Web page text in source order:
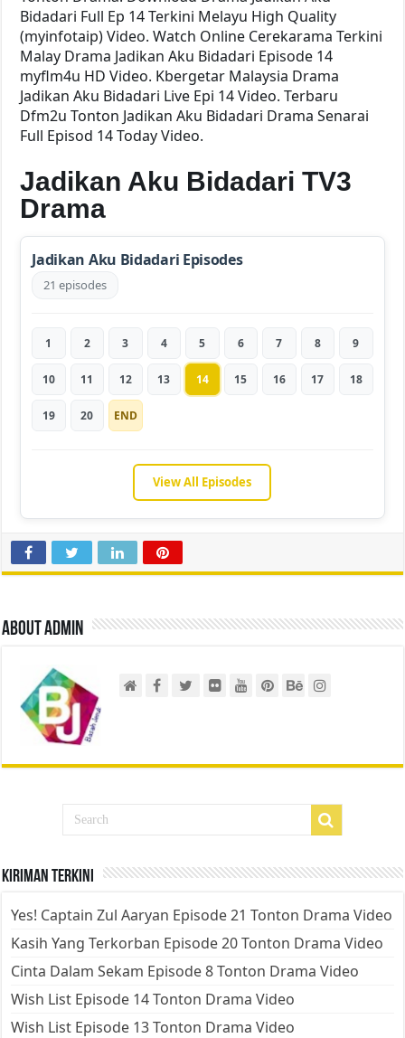
Bidadari Full Ep 14 Terkini Melayu High Quality
(myinfotaip) Video. Watch Online Cerekarama Terkini
Malay Drama Jadikan Aku Bidadari Episode 14
myflm4u HD Video. Kbergetar Malaysia Drama
Jadikan Aku Bidadari Live Epi 14 Video. Terbaru
Dfm2u Tonton Jadikan Aku Bidadari Drama Senarai
Full Episod 14 Today Video.
Jadikan Aku Bidadari TV3
Drama
Jadikan Aku Bidadari Episodes
21 episodes
1 2 3 4 5 6 7 8 9
10 11 12 13 14 15 16 17 18
19 20 END
View All Episodes
About admin
Kiriman Terkini
Yes! Captain Zul Aaryan Episode 21 Tonton Drama Video
Kasih Yang Terkorban Episode 20 Tonton Drama Video
Cinta Dalam Sekam Episode 8 Tonton Drama Video
Wish List Episode 14 Tonton Drama Video
Wish List Episode 13 Tonton Drama Video